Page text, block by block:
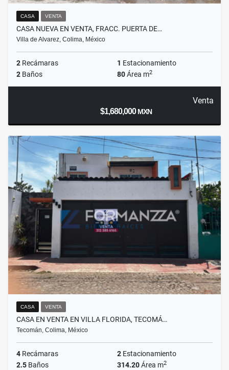
CASA VENTA
CASA NUEVA EN VENTA, FRACC. PUERTA DE…
Villa de Alvarez, Colima, México
2 Recámaras 1 Estacionamiento
2 Baños 80Área m2
Venta
$1,680,000MXN
CASA VENTA
CASA EN VENTA EN VILLA FLORIDA, TECOMÁ…
Tecomán, Colima, México
4 Recámaras 2 Estacionamiento
2.5 Baños 314.20Área m2